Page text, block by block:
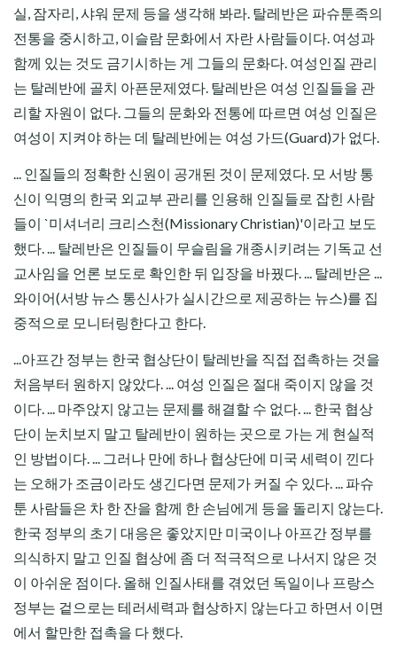
실, 잠자리, 샤워 문제 등을 생각해 봐라. 탈레반은 파슈툰족의
전통을 중시하고, 이슬람 문화에서 자란 사람들이다. 여성과
함께 있는 것도 금기시하는 게 그들의 문화다. 여성인질 관리
는 탈레반에 골치 아픈문제였다. 탈레반은 여성 인질들을 관
리할 자원이 없다. 그들의 문화와 전통에 따르면 여성 인질은
여성이 지켜야 하는 데 탈레반에는 여성 가드(Guard)가 없다.
... 인질들의 정확한 신원이 공개된 것이 문제였다. 모 서방 통
신이 익명의 한국 외교부 관리를 인용해 인질들로 잡힌 사람
들이 `미셔너리 크리스천(Missionary Christian)'이라고 보도
했다. ... 탈레반은 인질들이 무슬림을 개종시키려는 기독교 선
교사임을 언론 보도로 확인한 뒤 입장을 바꿨다. ... 탈레반은 ...
와이어(서방 뉴스 통신사가 실시간으로 제공하는 뉴스)를 집
중적으로 모니터링한다고 한다.
...아프간 정부는 한국 협상단이 탈레반을 직접 접촉하는 것을
처음부터 원하지 않았다. ... 여성 인질은 절대 죽이지 않을 것
이다. ... 마주앉지 않고는 문제를 해결할 수 없다. ... 한국 협상
단이 눈치보지 말고 탈레반이 원하는 곳으로 가는 게 현실적
인 방법이다. ... 그러나 만에 하나 협상단에 미국 세력이 낀다
는 오해가 조금이라도 생긴다면 문제가 커질 수 있다. ... 파슈
툰 사람들은 차 한 잔을 함께 한 손님에게 등을 돌리지 않는다.
한국 정부의 초기 대응은 좋았지만 미국이나 아프간 정부를
의식하지 말고 인질 협상에 좀 더 적극적으로 나서지 않은 것
이 아쉬운 점이다. 올해 인질사태를 겪었던 독일이나 프랑스
정부는 겉으로는 테러세력과 협상하지 않는다고 하면서 이면
에서 할만한 접촉을 다 했다.